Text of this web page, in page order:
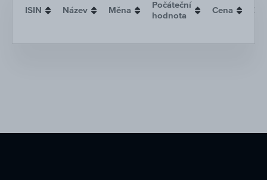
ISIN Název Měna
Počáteční
hodnota
Cena